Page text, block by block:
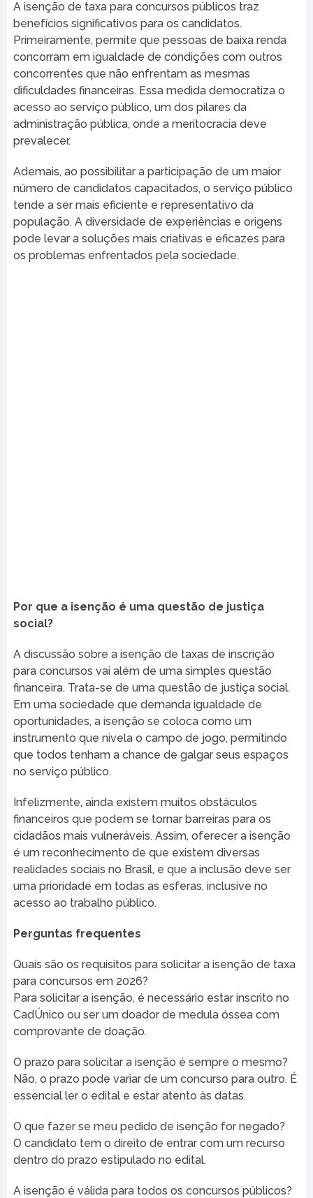
A isenção de taxa para concursos públicos traz
benefícios significativos para os candidatos.
Primeiramente, permite que pessoas de baixa renda
concorram em igualdade de condições com outros
concorrentes que não enfrentam as mesmas
dificuldades financeiras. Essa medida democratiza o
acesso ao serviço público, um dos pilares da
administração pública, onde a meritocracia deve
prevalecer.
Ademais, ao possibilitar a participação de um maior
número de candidatos capacitados, o serviço público
tende a ser mais eficiente e representativo da
população. A diversidade de experiências e origens
pode levar a soluções mais criativas e eficazes para
os problemas enfrentados pela sociedade.
Por que a isenção é uma questão de justiça
social?
A discussão sobre a isenção de taxas de inscrição
para concursos vai além de uma simples questão
financeira. Trata-se de uma questão de justiça social.
Em uma sociedade que demanda igualdade de
oportunidades, a isenção se coloca como um
instrumento que nivela o campo de jogo, permitindo
que todos tenham a chance de galgar seus espaços
no serviço público.
Infelizmente, ainda existem muitos obstáculos
financeiros que podem se tornar barreiras para os
cidadãos mais vulneráveis. Assim, oferecer a isenção
é um reconhecimento de que existem diversas
realidades sociais no Brasil, e que a inclusão deve ser
uma prioridade em todas as esferas, inclusive no
acesso ao trabalho público.
Perguntas frequentes
Quais são os requisitos para solicitar a isenção de taxa
para concursos em 2026?
Para solicitar a isenção, é necessário estar inscrito no
CadÚnico ou ser um doador de medula óssea com
comprovante de doação.
O prazo para solicitar a isenção é sempre o mesmo?
Não, o prazo pode variar de um concurso para outro. É
essencial ler o edital e estar atento às datas.
O que fazer se meu pedido de isenção for negado?
O candidato tem o direito de entrar com um recurso
dentro do prazo estipulado no edital.
A isenção é válida para todos os concursos públicos?